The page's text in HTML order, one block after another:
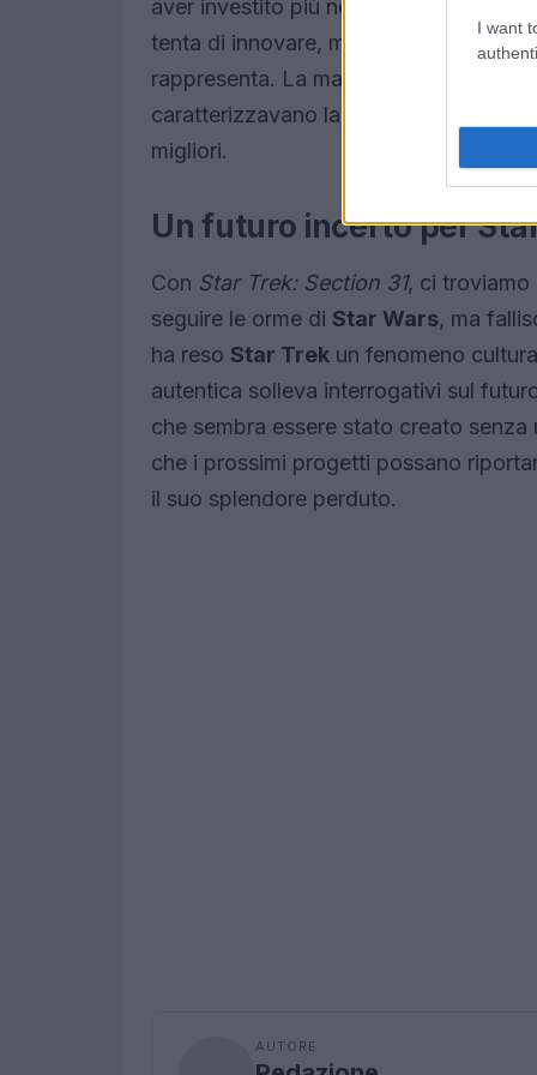
I want
aver investito più nei
tenta di innovare, ma finisce per
rappresenta. La mancanza di
caratterizzavano la saga, è evidente e
migliori.
Un futuro incerto per
Con Star Trek: Section 31, ci troviamo
seguire le orme di Star Wars, ma
ha reso Star Trek un fenomeno
autentica solleva interrogativi sul
che sembra essere stato creato
che i prossimi progetti possano
il suo splendore perduto.
AUTORE